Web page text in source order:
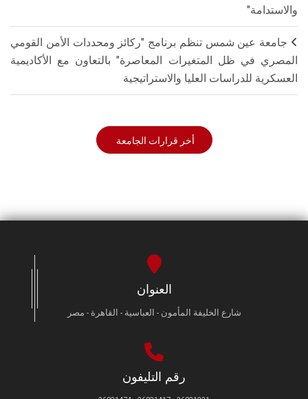
والاستدامة"
جامعة عين شمس تنظم برنامج "ركائز ومحددات الأمن القومي
المصري في ظل المتغيرات المعاصرة" بالتعاون مع الأكاديمية
العسكرية للدراسات العليا والاستراتيجية
أخر قرارات الجامعة
العنوان
شارع الخليفة المأمون - العباسية - القاهرة - مصر
رقم التليفون